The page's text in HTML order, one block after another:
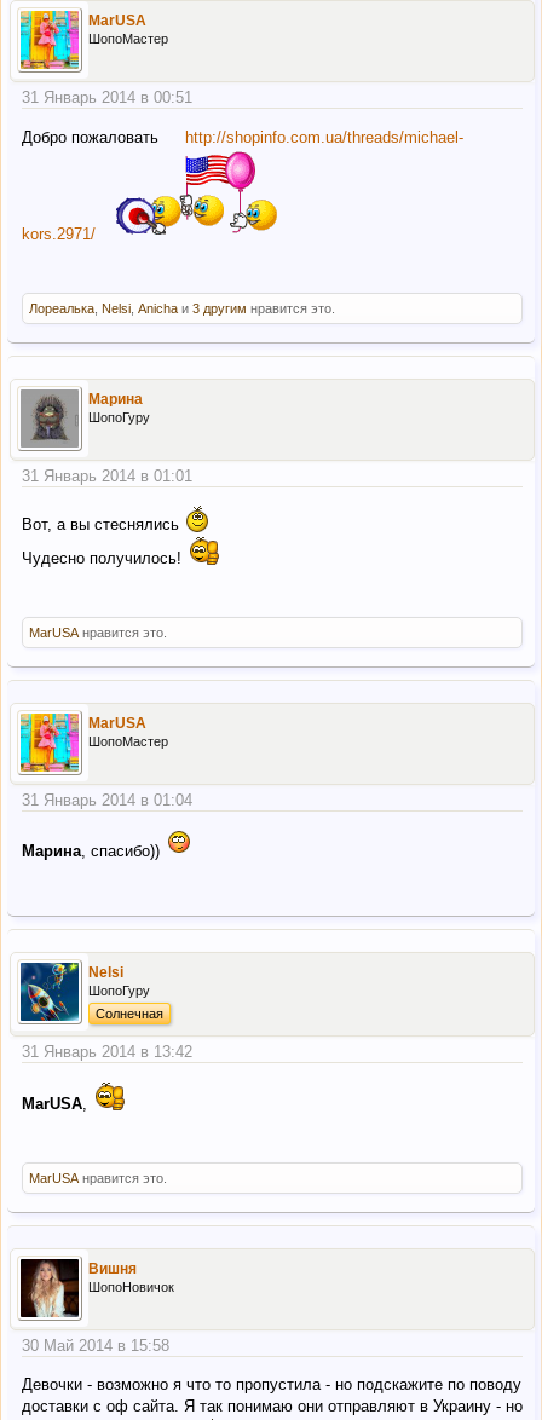
MarUSA
ШопоМастер
31 Январь 2014 в 00:51
Добро пожаловать http://shopinfo.com.ua/threads/michael-
kors.2971/
Лореалька Nelsi Anicha и 3 другим нравится это.
Марина
ШопоГуру
31 Январь 2014 в 01:01
Вот, а вы стеснялись
Чудесно получилось!
MarUSA нравится это.
MarUSA
ШопоМастер
31 Январь 2014 в 01:04
Марина , спасибо))
Nelsi
ШопоГуру
Солнечная
31 Январь 2014 в 13:42
MarUSA
MarUSA нравится это.
Вишня
ШопоНовичок
30 Май 2014 в 15:58
Девочки - возможно я что то пропустила - но подскажите по поводу
доставки с оф сайта. Я так понимаю они отправляют в Украину - но